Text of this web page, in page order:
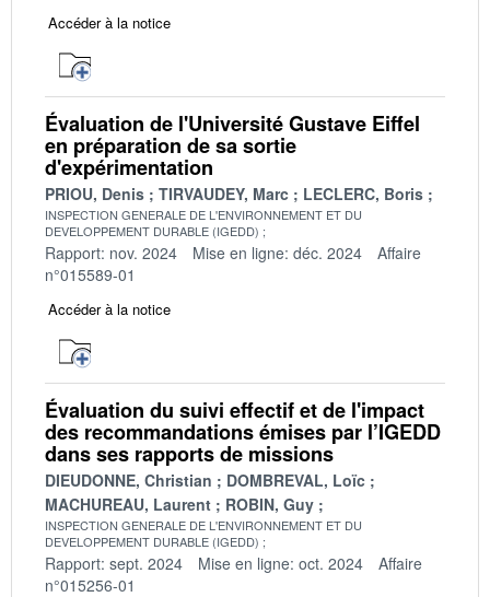
Accéder à la notice
Évaluation de l'Université Gustave Eiffel
en préparation de sa sortie
d'expérimentation
PRIOU, Denis TIRVAUDEY, Marc LECLERC, Boris
INSPECTION GENERALE DE L'ENVIRONNEMENT ET DU
DEVELOPPEMENT DURABLE (IGEDD)
Rapport: nov. 2024 Mise en ligne: déc. 2024
Affaire
n°015589-01
Accéder à la notice
Évaluation du suivi effectif et de l'impact
des recommandations émises par l’IGEDD
dans ses rapports de missions
DIEUDONNE, Christian
DOMBREVAL, Loïc
MACHUREAU, Laurent
ROBIN, Guy
INSPECTION GENERALE DE L'ENVIRONNEMENT ET DU
DEVELOPPEMENT DURABLE (IGEDD)
Rapport: sept. 2024 Mise en ligne: oct. 2024
Affaire
n°015256-01